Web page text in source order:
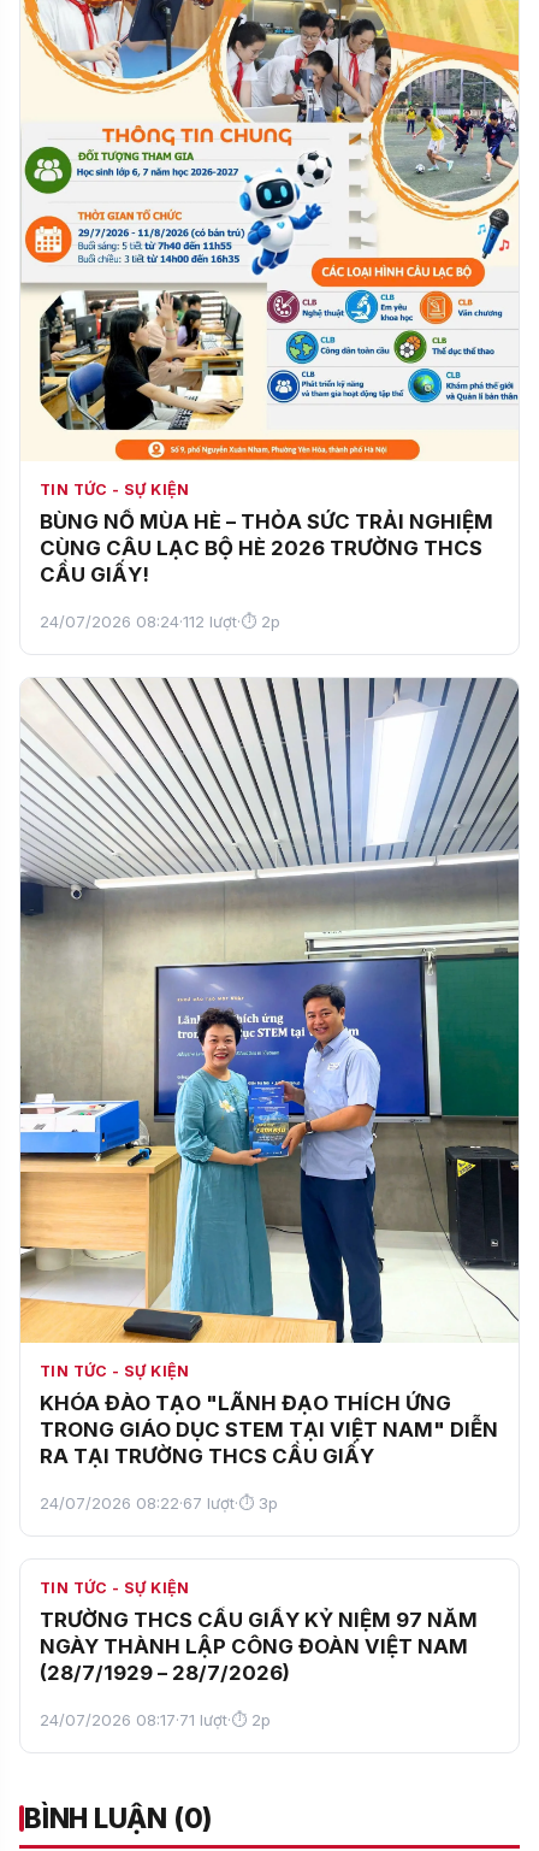
TIN TỨC - SỰ KIỆN
BÙNG NỔ MÙA HÈ – THỎA SỨC TRẢI NGHIỆM
CÙNG CÂU LẠC BỘ HÈ 2026 TRƯỜNG THCS
CẦU GIẤY!
24/07/2026 08:24·112 lượt·⏱ 2p
TIN TỨC - SỰ KIỆN
KHÓA ĐÀO TẠO "LÃNH ĐẠO THÍCH ỨNG
TRONG GIÁO DỤC STEM TẠI VIỆT NAM" DIỄN
RA TẠI TRƯỜNG THCS CẦU GIẤY
24/07/2026 08:22·67 lượt·⏱ 3p